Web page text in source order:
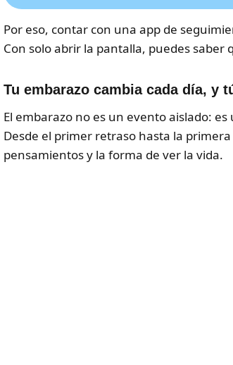
Por eso, contar con una app de
Con solo abrir la pantalla, puedes
Tu embarazo cambia cada día, y
El embarazo no es un evento aislado:
Desde el primer retraso hasta la
pensamientos y la forma de ver la vida.